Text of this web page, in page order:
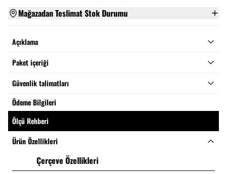
Mağazadan Teslimat Stok Durumu
Açıklama
Paket içeriği
Güvenlik talimatları
Ödeme Bilgileri
Ölçü Rehberi
Ürün Özellikleri
Çerçeve Özellikleri